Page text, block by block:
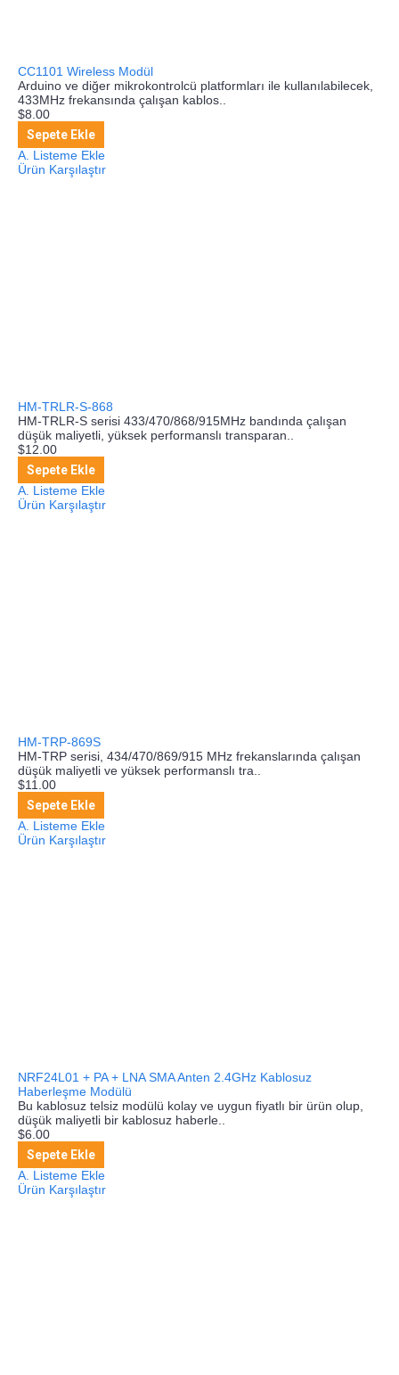
CC1101 Wireless Modül
Arduino ve diğer mikrokontrolcü platformları ile kullanılabilecek,
433MHz frekansında çalışan kablos..
$8.00
Sepete Ekle
A. Listeme Ekle
Ürün Karşılaştır
HM-TRLR-S-868
HM-TRLR-S serisi 433/470/868/915MHz bandında çalışan
düşük maliyetli, yüksek performanslı transparan..
$12.00
Sepete Ekle
A. Listeme Ekle
Ürün Karşılaştır
HM-TRP-869S
HM-TRP serisi, 434/470/869/915 MHz frekanslarında çalışan
düşük maliyetli ve yüksek performanslı tra..
$11.00
Sepete Ekle
A. Listeme Ekle
Ürün Karşılaştır
NRF24L01 + PA + LNA SMA Anten 2.4GHz Kablosuz
Haberleşme Modülü
Bu kablosuz telsiz modülü kolay ve uygun fiyatlı bir ürün olup,
düşük maliyetli bir kablosuz haberle..
$6.00
Sepete Ekle
A. Listeme Ekle
Ürün Karşılaştır